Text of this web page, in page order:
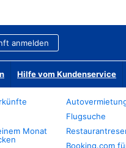
anmelden
Hilfe vom Kundenservice
Monat
Flugsuche
Booking.com